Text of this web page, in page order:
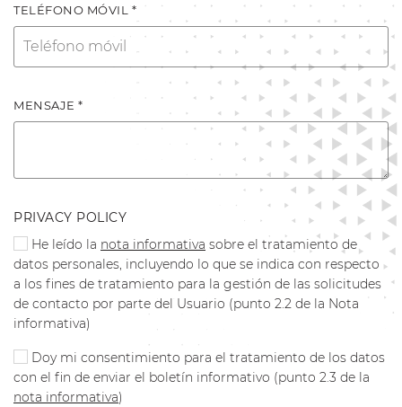
TELÉFONO MÓVIL *
MENSAJE *
PRIVACY POLICY
He leído la nota informativa sobre el tratamiento de
datos personales, incluyendo lo que se indica con respecto
a los fines de tratamiento para la gestión de las solicitudes
de contacto por parte del Usuario (punto 2.2 de la Nota
informativa)
Doy mi consentimiento para el tratamiento de los datos
con el fin de enviar el boletín informativo (punto 2.3 de la
nota informativa)